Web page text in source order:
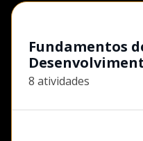
Fundamentos
8 atividades